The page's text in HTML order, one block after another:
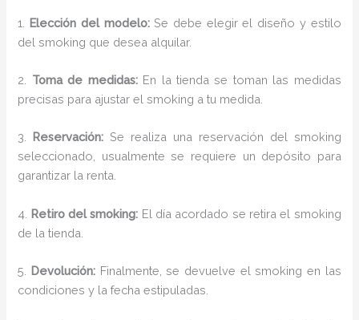
1. Elección del modelo:Se debe elegir el diseño y estilo
del smoking que desea alquilar.
2. Toma de medidas:En la tienda se toman las medidas
precisas para ajustar el smoking a tu medida.
3. Reservación: Se realiza una reservación del smoking
seleccionado, usualmente se requiere un depósito para
garantizar la renta.
4. Retiro del smoking: El día acordado se retira el smoking
de la tienda.
5. Devolución: Finalmente, se devuelve el smoking en las
condiciones y la fecha estipuladas.